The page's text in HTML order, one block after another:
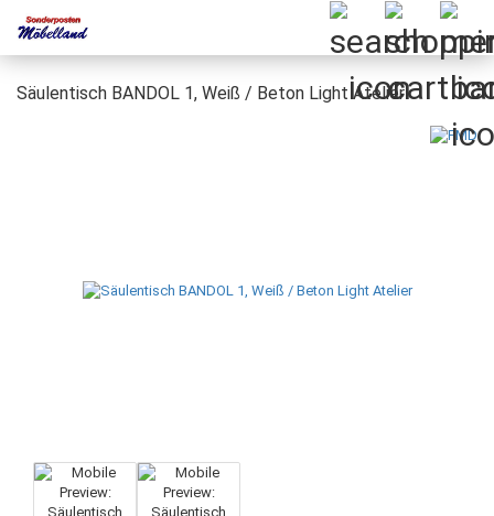
Säulentisch BANDOL 1, Weiß / Beton Light Atelier